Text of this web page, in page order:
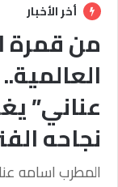
أخر الأخبار
من قمرة
عناني”
نجاحه
المطرب اسامه